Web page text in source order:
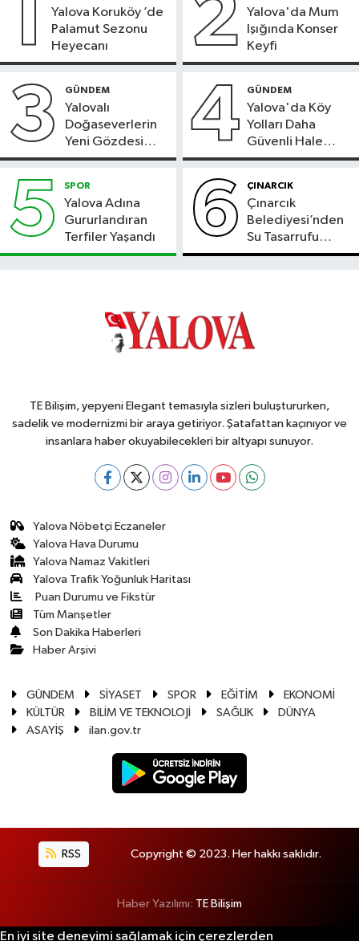
1
Yalova Koruköy ’de
Palamut Sezonu
Heyecanı
2
Yalova'da Mum
Işığında Konser
Keyfi
3 GÜNDEM
Yalovalı
Doğaseverlerin
Yeni Gözdesi
Bolu'daki Meyve
4 GÜNDEM
Yalova'da Köy
Yolları Daha
Güvenli Hale
Geliyor
5 SPOR
Yalova Adına
Gururlandıran
Terfiler Yaşandı
6 ÇINARCIK
Çınarcık
Belediyesi’nden
Su Tasarrufu
Çağrısı
TE Bilişim, yepyeni Elegant temasıyla sizleri buluştururken,
sadelik ve modernizmi bir araya getiriyor. Şatafattan kaçınıyor ve
insanlara haber okuyabilecekleri bir altyapı sunuyor.
Yalova Nöbetçi Eczaneler
Yalova Hava Durumu
Yalova Namaz Vakitleri
Yalova Trafik Yoğunluk Haritası
Puan Durumu ve Fikstür
Tüm Manşetler
Son Dakika Haberleri
Haber Arşivi
GÜNDEM SİYASET SPOR EĞİTİM
EKONOMİ
KÜLTÜR
BİLİM VE TEKNOLOJİ SAĞLIK
DÜNYA
ASAYİŞ
ilan.gov.tr
RSS Copyright © 2023. Her hakkı saklıdır.
Haber Yazılımı: TE Bilişim
En iyi site deneyimi sağlamak için çerezlerden